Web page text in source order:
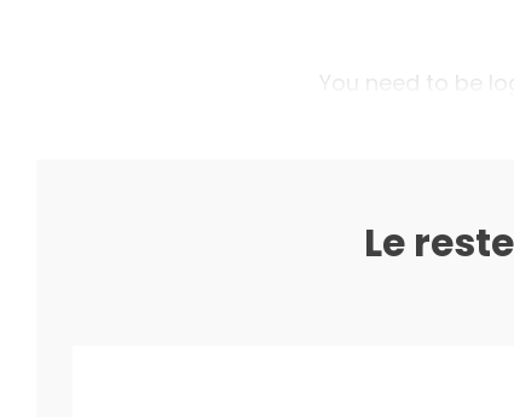
You need to be
Le